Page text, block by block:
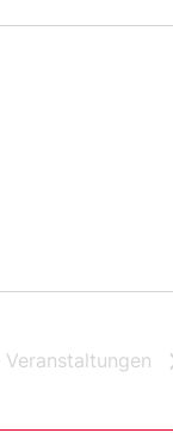
Veranstaltungen